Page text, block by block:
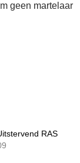
geen martelaar
RAS